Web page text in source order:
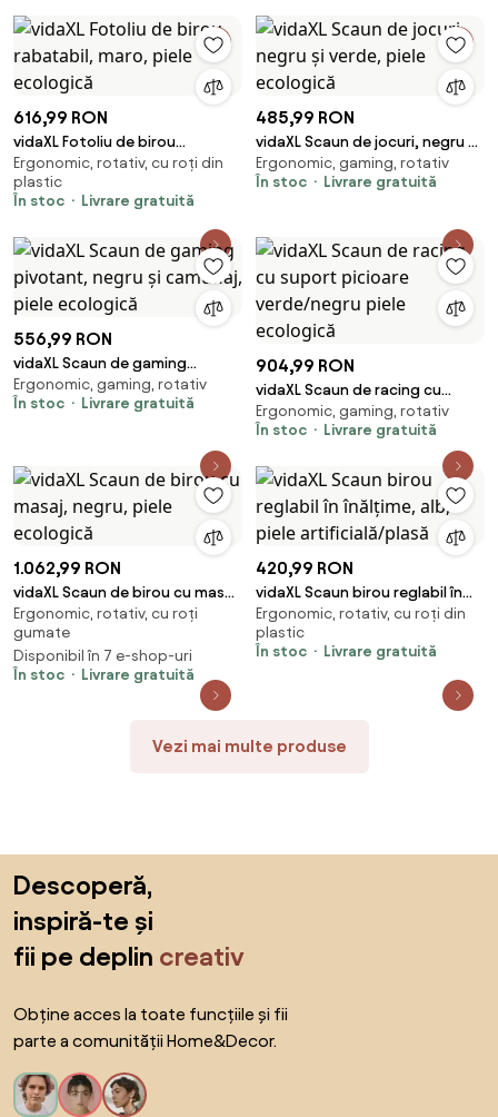
616,99 RON
vidaXL Fotoliu de birou
rabatabil, maro, piele
ecologică
Ergonomic, rotativ, cu roți din
plastic
În stoc
Livrare gratuită
485,99 RON
vidaXL Scaun de jocuri, negru și
verde, piele ecologică
Ergonomic, gaming, rotativ
În stoc
Livrare gratuită
556,99 RON
vidaXL Scaun de gaming
pivotant, negru și camuflaj,
piele ecologică
Ergonomic, gaming, rotativ
În stoc
Livrare gratuită
904,99 RON
vidaXL Scaun de racing cu
suport picioare verde/negru
piele ecologică
Ergonomic, gaming, rotativ
În stoc
Livrare gratuită
1.062,99 RON
vidaXL Scaun de birou cu masaj,
negru, piele ecologică
Ergonomic, rotativ, cu roți
gumate
Disponibil în 7 e-shop-uri
În stoc
Livrare gratuită
420,99 RON
vidaXL Scaun birou reglabil în
înălțime, alb, piele
artificială/plasă
Ergonomic, rotativ, cu roți din
plastic
În stoc
Livrare gratuită
Vezi mai multe produse
Descoperă,
inspiră-te și
fii pe deplin creativ
Obține acces la toate funcțiile și fii
parte a comunității Home&Decor.